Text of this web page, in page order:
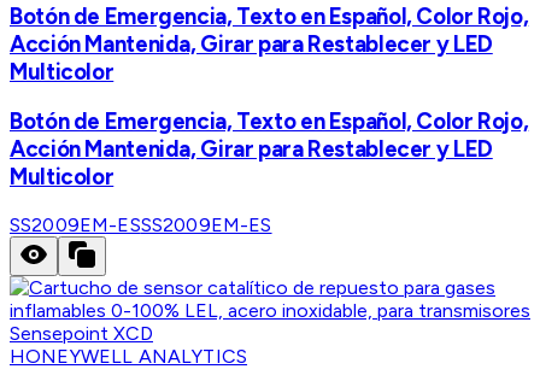
Botón de Emergencia, Texto en Español, Color Rojo,
Acción Mantenida, Girar para Restablecer y LED
Multicolor
Botón de Emergencia, Texto en Español, Color Rojo,
Acción Mantenida, Girar para Restablecer y LED
Multicolor
SS2009EM-ESSS2009EM-ES
HONEYWELL ANALYTICS